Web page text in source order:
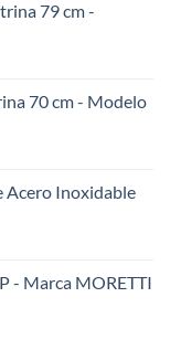
79 cm -
70 cm - Modelo
Acero Inoxidable
- Marca MORETTI